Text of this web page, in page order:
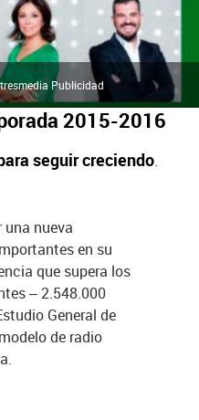
2015-2016
seguir creciendo.
Publicidad
nueva
en su
que supera los
– 2.548.000
General de
de radio